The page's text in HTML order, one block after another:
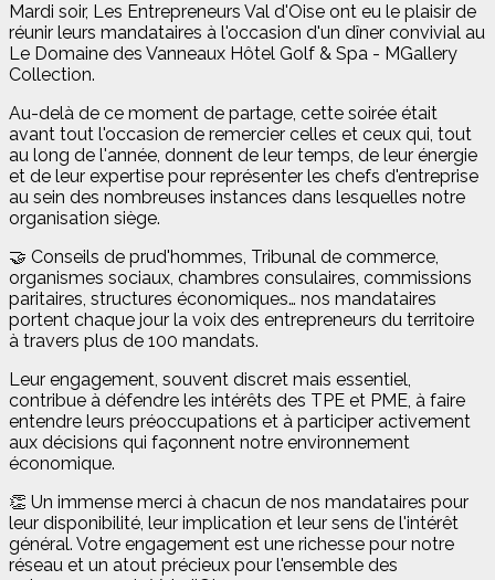
Mardi soir, Les Entrepreneurs Val d'Oise ont eu le plaisir de
réunir leurs mandataires à l'occasion d'un dîner convivial au
Le Domaine des Vanneaux Hôtel Golf & Spa - MGallery
Collection.
Au-delà de ce moment de partage, cette soirée était
avant tout l'occasion de remercier celles et ceux qui, tout
au long de l'année, donnent de leur temps, de leur énergie
et de leur expertise pour représenter les chefs d'entreprise
au sein des nombreuses instances dans lesquelles notre
organisation siège.
🤝 Conseils de prud'hommes, Tribunal de commerce,
organismes sociaux, chambres consulaires, commissions
paritaires, structures économiques… nos mandataires
portent chaque jour la voix des entrepreneurs du territoire
à travers plus de 100 mandats.
Leur engagement, souvent discret mais essentiel,
contribue à défendre les intérêts des TPE et PME, à faire
entendre leurs préoccupations et à participer activement
aux décisions qui façonnent notre environnement
économique.
👏 Un immense merci à chacun de nos mandataires pour
leur disponibilité, leur implication et leur sens de l'intérêt
général. Votre engagement est une richesse pour notre
réseau et un atout précieux pour l'ensemble des